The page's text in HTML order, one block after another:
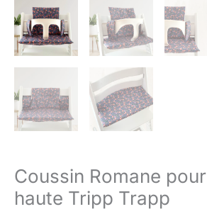
Coussin Romane
haute Tripp Trapp